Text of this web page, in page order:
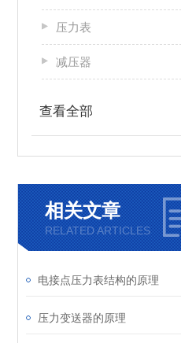
压力表
减压器
查看全部
相关文章
RELATED ARTICLES
电接点压力表结构的原理
压力变送器的原理